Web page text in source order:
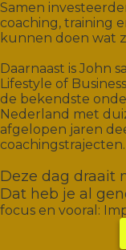
Samen
coaching, training
kunnen doen wat
Daarnaast is John
Lifestyle of
de bekendste
Nederland met
afgelopen jaren
coachingstrajecten.
Deze dag draait
Dat heb je al
focus en vooral: